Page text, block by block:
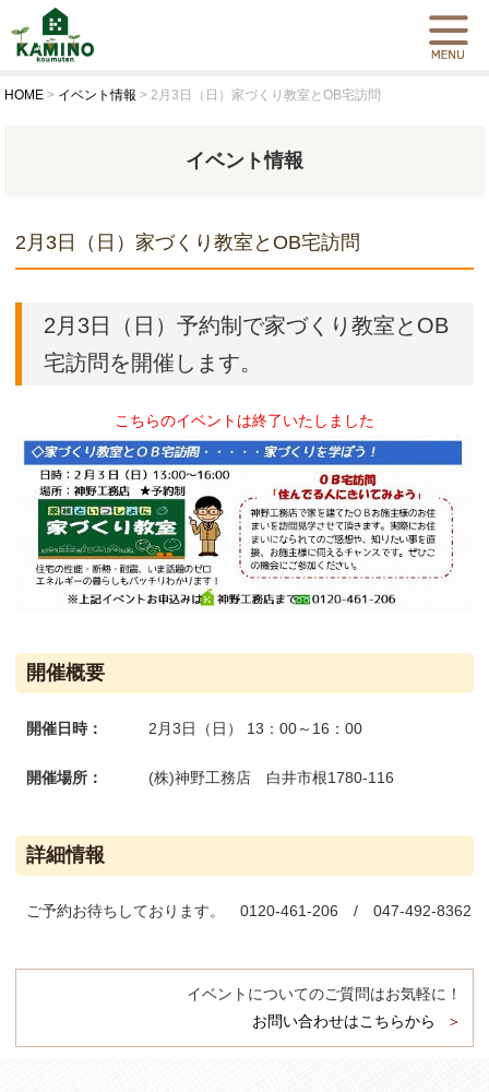
HOME > イベント情報 >2月3日（日）家づくり教室とOB宅訪問
イベント情報
2月3日（日）家づくり教室とOB宅訪問
2月3日（日）予約制で家づくり教室とOB
宅訪問を開催します。
こちらのイベントは終了いたしました
開催概要
開催日時： 2月3日（日） 13：00～16：00
開催場所： (株)神野工務店 白井市根1780-116
詳細情報
ご予約お待ちしております。 0120-461-206 / 047-492-8362
イベントについてのご質問はお気軽に！
お問い合わせはこちらから